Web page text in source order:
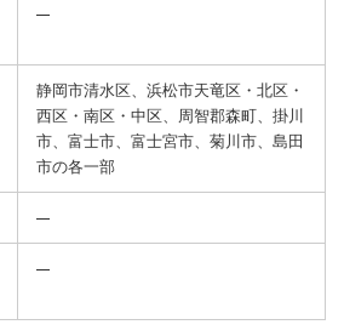
静岡市清水区、浜松市天竜区・北区・
西区・南区・中区、周智郡森町、掛川
市、富士市、富士宮市、菊川市、島田
市の各一部